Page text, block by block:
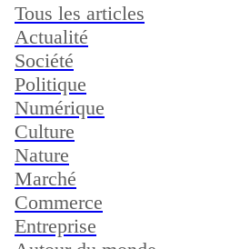
Tous les articles
Actualité
Société
Politique
Numérique
Culture
Nature
Marché
Commerce
Entreprise